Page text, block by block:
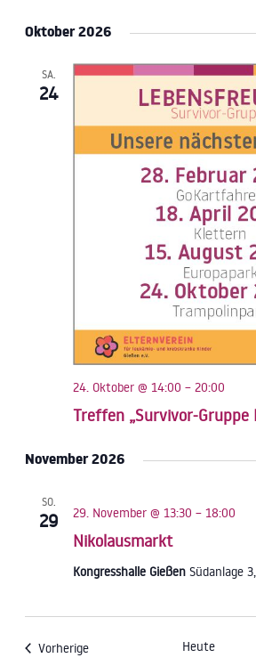
Oktober 2026
SA.
24
Treffen „Survivor-Gruppe
24. Oktober @ 14:00 – 20:00
November 2026
SO.
29
Nikolausmarkt
29. November @ 13:30 – 18:00
Kongresshalle Gießen Südanlage
VorherigeVeranstaltungen Heute